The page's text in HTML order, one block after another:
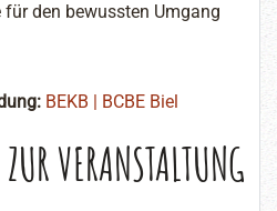
den bewussten Umgang
BEKB | BCBE Biel
VERANSTALTUNG